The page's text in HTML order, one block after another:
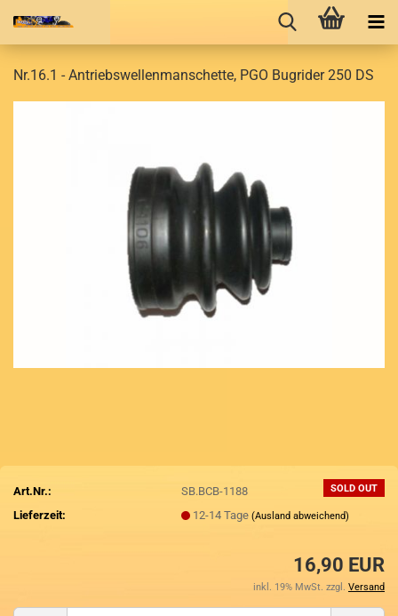
Nr.16.1 - Antriebswellenmanschette, PGO Bugrider 250 DS
SOLD OUT
Art.Nr.:
SB.BCB-1188
Lieferzeit:
12-14 Tage(Ausland abweichend)
16,90 EUR
inkl. 19% MwSt. zzgl. Versand